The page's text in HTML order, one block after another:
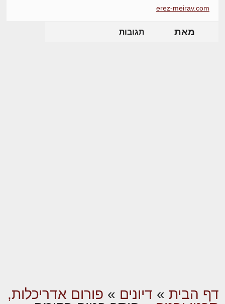
erez-meirav.com
מאת תגובות
דף הבית » דיונים » פורום אדריכלות,